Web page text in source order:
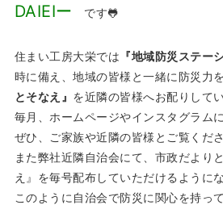
DAIEIー
です🐸
住まい工房大栄では 『地域防災ステー
時に備え、地域の皆様と一緒に防災力
とそなえ』 を近隣の皆様へお配りしてい
毎月、ホームページやインスタグラム
ぜひ、ご家族や近隣の皆様とご覧くださ
また弊社近隣自治会にて、市政だより
え』を毎号配布していただけるように
このように自治会で防災に関心を持っ